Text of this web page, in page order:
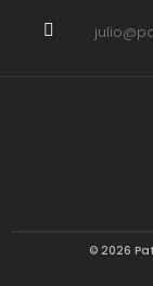

© 2026